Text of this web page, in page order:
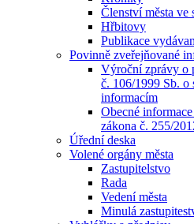
Členství města ve
Hřbitovy
Publikace
Povinně zveřejňované
Výroční zprávy o
č. 106/1999 Sb. o
informacím
Obecné
zákona č. 255/
Úřední deska
Volené orgány města
Zastupitelstvo
Rada
Vedení města
Minulá